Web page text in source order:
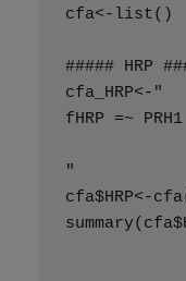
cfa<-list()
##### HRP
cfa_HRP<-"
fHRP =~
"
cfa$HRP<-